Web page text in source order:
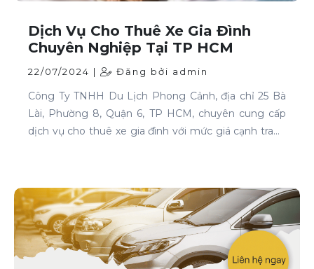
Dịch Vụ Cho Thuê Xe Gia Đình
Chuyên Nghiệp Tại TP HCM
22/07/2024 | Đăng bởi admin
Công Ty TNHH Du Lịch Phong Cảnh, địa chỉ 25 Bà
Lài, Phường 8, Quận 6, TP HCM, chuyên cung cấp
dịch vụ cho thuê xe gia đình với mức giá cạnh tranh